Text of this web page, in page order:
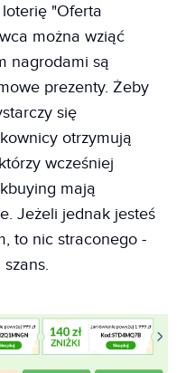
"Oferta
można wziąć
nagrodami są
prezenty. Żeby
się
otrzymują
wcześniej
mają
Jeżeli jednak jesteś
to nic straconego -